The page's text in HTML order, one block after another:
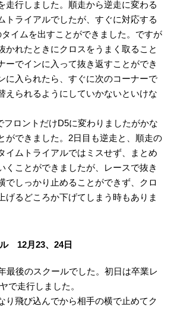
走行しました。順走から逆走に変わる
トライアルでしたが、すぐに対応する
イムを出すことができました。ですが
かれたときにクロスをうまく取ること
ーでインに入って抜き返すことができ
に入られたら、すぐに次のコーナーで
えられるようにしていかないといけな
フロントだけD5に変わりましたがかな
ができました。2日目も逆走と、順走の
イムトライアルではミスせず、まとめ
くことができましたが、レースで抜き
でしっかり止めることができず、クロ
げるどころか下げてしまう時もありま
12月23、24日
最後のスクールでした。初日は卒業レ
で走行しました。
り飛び込んでから相手の横で止めてク